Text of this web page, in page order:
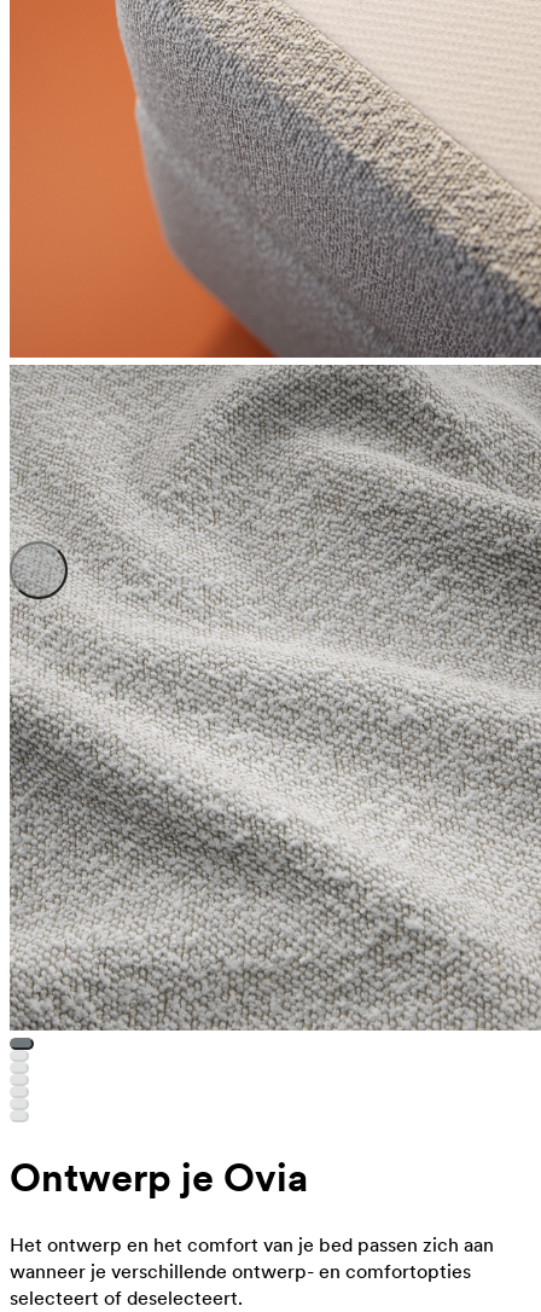
Ontwerp je Ovia
Het ontwerp en het comfort van je bed passen zich aan
wanneer je verschillende ontwerp- en comfortopties
selecteert of deselecteert.